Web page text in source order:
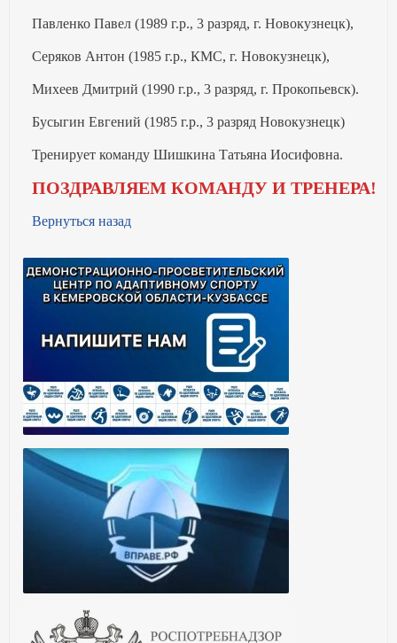
Павленко Павел (1989 г.р., 3 разряд, г. Новокузнецк),
Серяков Антон (1985 г.р., КМС, г. Новокузнецк),
Михеев Дмитрий (1990 г.р., 3 разряд, г. Прокопьевск).
Бусыгин Евгений (1985 г.р., 3 разряд Новокузнецк)
Тренирует команду Шишкина Татьяна Иосифовна.
ПОЗДРАВЛЯЕМ КОМАНДУ И ТРЕНЕРА!
Вернуться назад